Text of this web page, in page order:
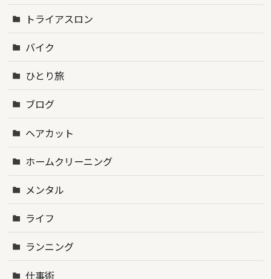
トライアスロン
バイク
ひとり旅
ブログ
ヘアカット
ホームクリーニング
メンタル
ライフ
ランニング
仕事術